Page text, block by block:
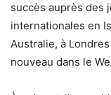
succès auprès des
internationales en
Australie, à
nouveau dans le